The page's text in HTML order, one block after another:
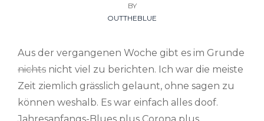
ON
BY
OUTTHEBLUE
Aus der vergangenen Woche gibt es im Grunde
nichts nicht viel zu berichten. Ich war die meiste
Zeit ziemlich grässlich gelaunt, ohne sagen zu
können weshalb. Es war einfach alles doof.